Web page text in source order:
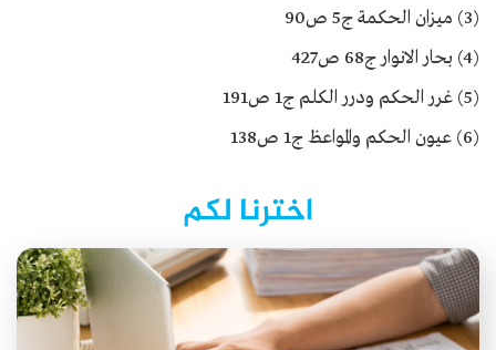
(3) ميزان الحكمة ج5 ص90
(4) بحار الانوار ج68 ص427
(5) غرر الحكم ودرر الكلم ج1 ص191
(6) عيون الحكم والمواعظ ج1 ص138
اخترنا لكم